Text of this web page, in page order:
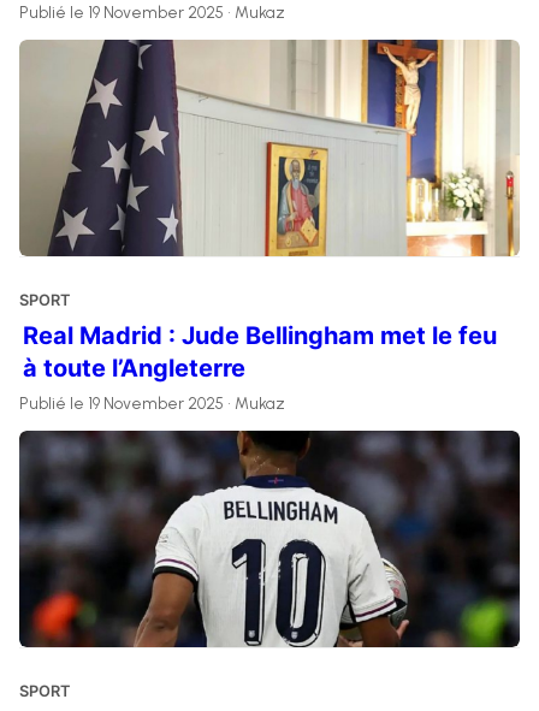
Publié le 19 November 2025 • Mukaz
SPORT
Real Madrid : Jude Bellingham met le feu
à toute l’Angleterre
Publié le 19 November 2025 • Mukaz
SPORT